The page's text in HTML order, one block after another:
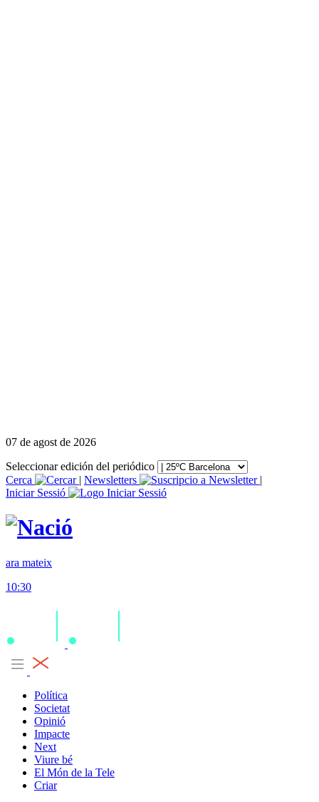
07 de agost de 2026
Seleccionar edición del periódico
Cerca
| Newsletters
|
Iniciar Sessió
ara mateix
10:30
Política
Societat
Opinió
Impacte
Next
Viure bé
El Món de la Tele
Criar